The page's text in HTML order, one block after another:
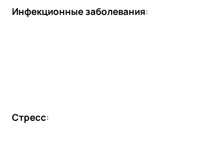
Инфекционные заболевания:
Стресс: